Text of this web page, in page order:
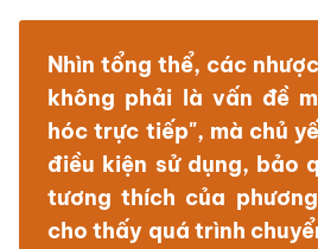
Nhìn tổng thể, các
không phải là vấn đề
hóc trực tiếp", mà chủ
điều kiện sử dụng, bảo
tương thích của
cho thấy quá trình